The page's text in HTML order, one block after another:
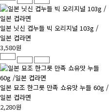
일본 닛신 컵누들 빅 오리지널 103g /
일본 컵라면
3,580원
일본 묘조 한그릇 만족 쇼유맛 누들 60g /
일본 컵라면
2,280원